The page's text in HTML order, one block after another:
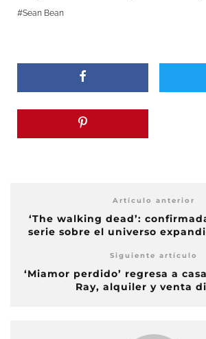
Sean Bean
Artículo anterior
‘The walking dead’:
serie sobre el universo
Siguiente artículo
‘Miamor perdido’ regresa a
Ray, alquiler y venta